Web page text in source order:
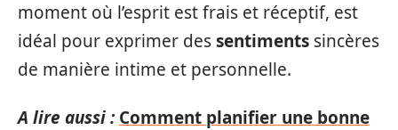
moment où l’esprit est frais et réceptif, est
idéal pour exprimer dessentiments sincères
de manière intime et personnelle.
A lire aussi : Comment planifier une bonne